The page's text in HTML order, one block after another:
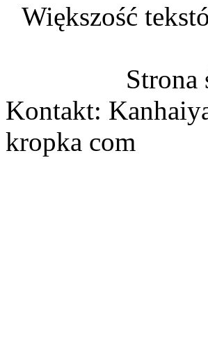
Większość
Kontakt:
kropka com